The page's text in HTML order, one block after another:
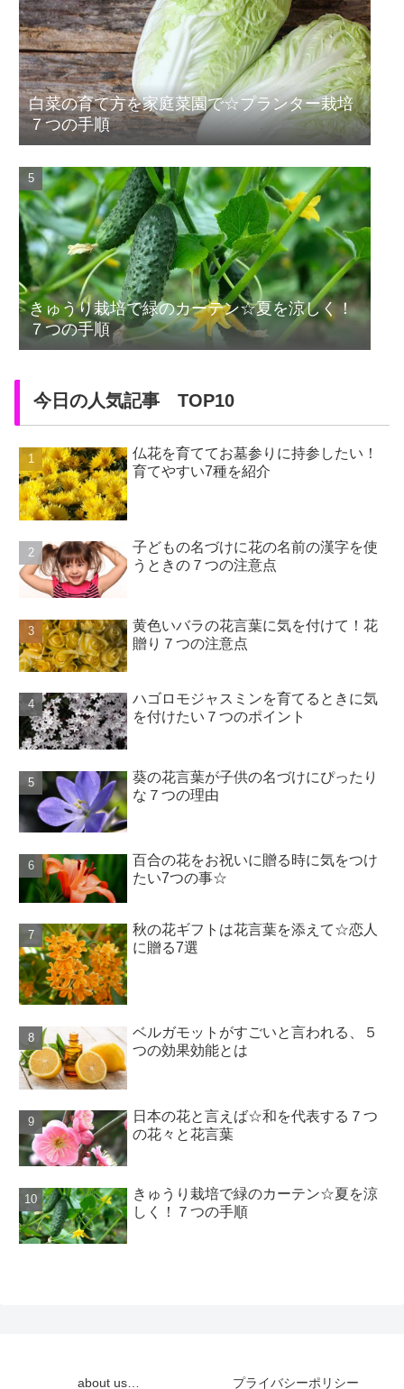
白菜の育て方を家庭菜園で☆プランター栽培
７つの手順
きゅうり栽培で緑のカーテン☆夏を涼しく！
７つの手順
今日の人気記事 TOP10
仏花を育ててお墓参りに持参したい！
育てやすい7種を紹介
子どもの名づけに花の名前の漢字を使
うときの７つの注意点
黄色いバラの花言葉に気を付けて！花
贈り７つの注意点
ハゴロモジャスミンを育てるときに気
を付けたい７つのポイント
葵の花言葉が子供の名づけにぴったり
な７つの理由
百合の花をお祝いに贈る時に気をつけ
たい7つの事☆
秋の花ギフトは花言葉を添えて☆恋人
に贈る7選
ベルガモットがすごいと言われる、５
つの効果効能とは
日本の花と言えば☆和を代表する７つ
の花々と花言葉
きゅうり栽培で緑のカーテン☆夏を涼
しく！７つの手順
about us… プライバシーポリシー